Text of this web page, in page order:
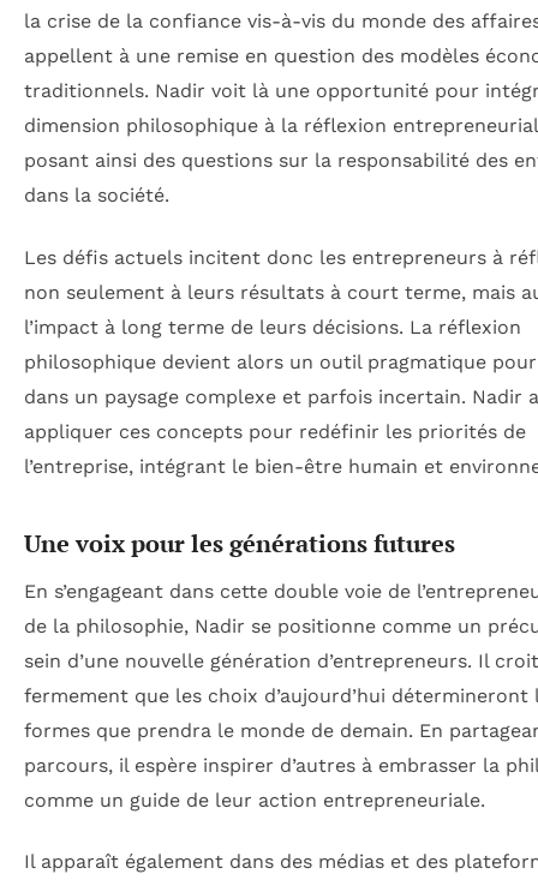
la crise de la confiance vis-à-vis du monde des
appellent à une remise en question des modèles
traditionnels. Nadir voit là une opportunité pour
dimension philosophique à la réflexion
posant ainsi des questions sur la responsabilité des
dans la société.
Les défis actuels incitent donc les entrepreneurs à
non seulement à leurs résultats à court terme, mais
l’impact à long terme de leurs décisions. La réflexion
philosophique devient alors un outil pragmatique
dans un paysage complexe et parfois incertain. Nadir
appliquer ces concepts pour redéfinir les priorités de
l’entreprise, intégrant le bien-être humain et
Une voix pour les générations futures
En s’engageant dans cette double voie de
de la philosophie, Nadir se positionne comme un
sein d’une nouvelle génération d’entrepreneurs. Il croit
fermement que les choix d’aujourd’hui détermineront
formes que prendra le monde de demain. En
parcours, il espère inspirer d’autres à embrasser la
comme un guide de leur action entrepreneuriale.
Il apparaît également dans des médias et des